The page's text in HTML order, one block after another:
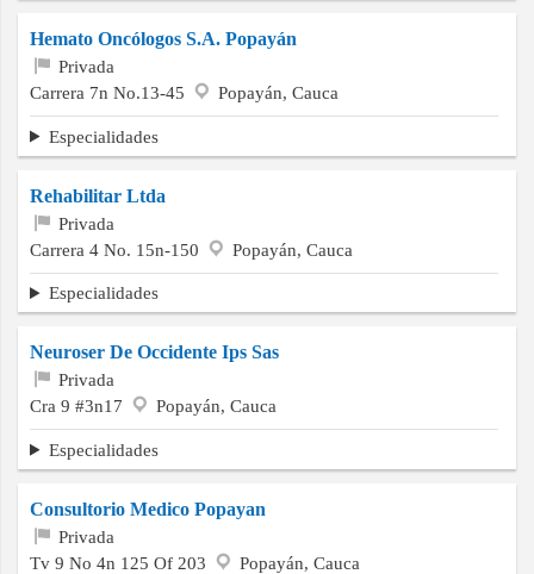
Hemato Oncólogos S.A. Popayán
Privada
Carrera 7n No.13-45
Popayán, Cauca
Especialidades
Rehabilitar Ltda
Privada
Carrera 4 No. 15n-150
Popayán, Cauca
Especialidades
Neuroser De Occidente Ips Sas
Privada
Cra 9 #3n17
Popayán, Cauca
Especialidades
Consultorio Medico Popayan
Privada
Tv 9 No 4n 125 Of 203
Popayán, Cauca